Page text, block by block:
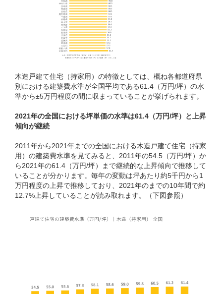
木造戸建て住宅（持家用）の特徴としては、概ね各都道府県
別における建築費水準が全国平均である61.4（万円/坪）の水
準から±5万円程度の間に収まっていることが挙げられます。
2021年の全国における坪単価の水準は61.4（万円/坪）と上昇
傾向が継続
2011年から2021年までの全国における木造戸建て住宅（持家
用）の建築費水準を見てみると、2011年の54.5（万円/坪）か
ら2021年の61.4（万円/坪）まで継続的な上昇傾向で推移して
いることが分かります。毎年の変動は坪あたり約5千円から1
万円程度の上昇で推移しており、2021年のまでの10年間で約
12.7%上昇していることが読み取れます。（下図参照）